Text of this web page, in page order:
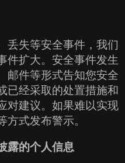
丢失等安全事件，我们
件扩大。安全事件发生
邮件等形式告知您安全
已经采取的处置措施和
对建议。如果难以实现
式发布警示。
露的个人信息